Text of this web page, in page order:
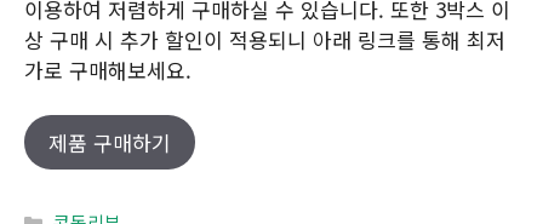
이용하여 저렴하게 구매하실 수 있습니다. 또한 3박스 이
상 구매 시 추가 할인이 적용되니 아래 링크를 통해 최저
가로 구매해보세요.
제품 구매하기
Categories